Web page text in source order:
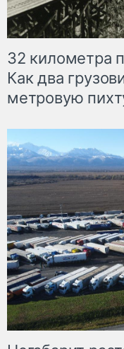
32 километра
Как два
метровую